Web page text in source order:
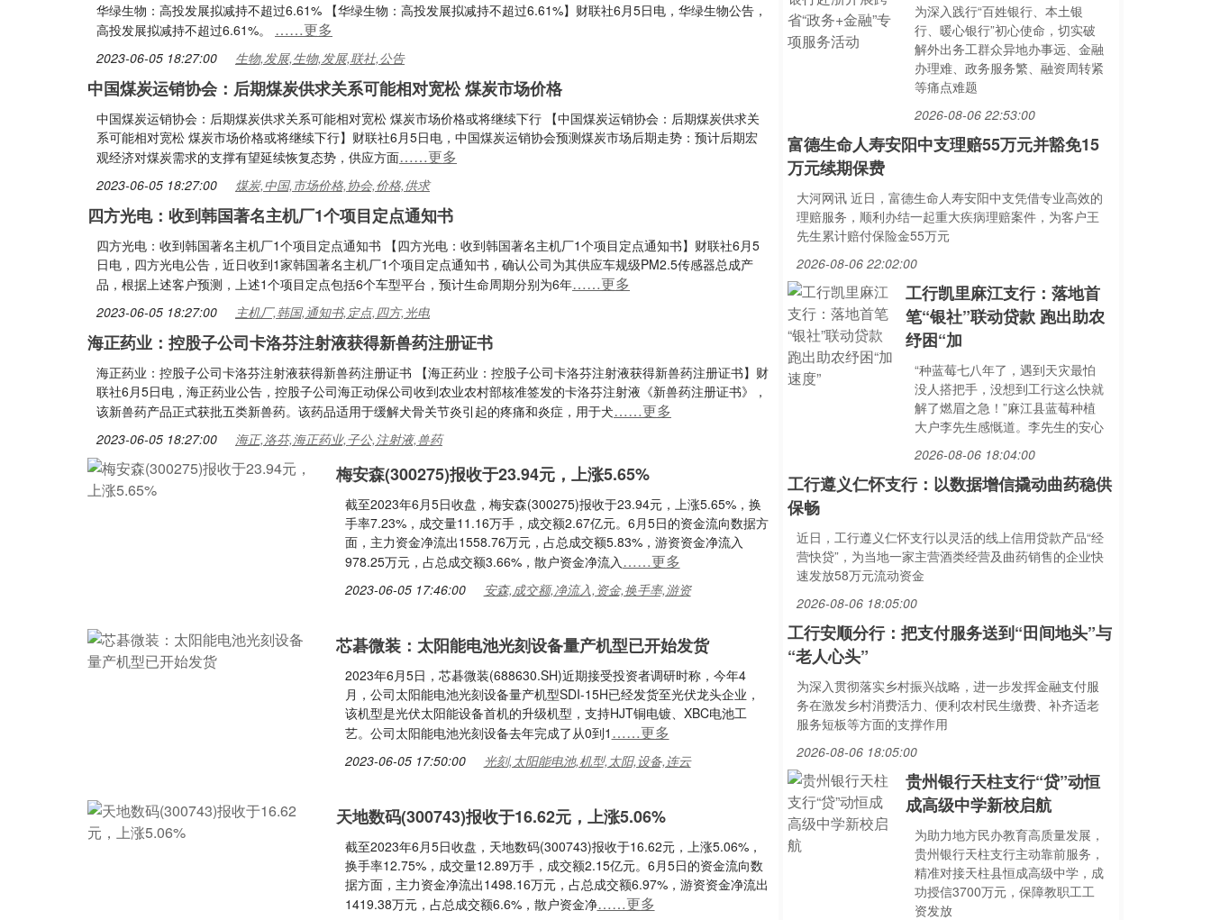
华绿生物：高投发展拟减持不超过6.61% 【华绿生物：高投发展拟减持不超过6.61%】财联社6月5日电，华绿生物公告，
高投发展拟减持不超过6.61%。 ……更多
2023-06-05 18:27:00 生物,发展,生物,发展,联社,公告
中国煤炭运销协会：后期煤炭供求关系可能相对宽松 煤炭市场价格
中国煤炭运销协会：后期煤炭供求关系可能相对宽松 煤炭市场价格或将继续下行 【中国煤炭运销协会：后期煤炭供求关
系可能相对宽松 煤炭市场价格或将继续下行】财联社6月5日电，中国煤炭运销协会预测煤炭市场后期走势：预计后期宏
观经济对煤炭需求的支撑有望延续恢复态势，供应方面……更多
2023-06-05 18:27:00 煤炭,中国,市场价格,协会,价格,供求
四方光电：收到韩国著名主机厂1个项目定点通知书
四方光电：收到韩国著名主机厂1个项目定点通知书 【四方光电：收到韩国著名主机厂1个项目定点通知书】财联社6月5
日电，四方光电公告，近日收到1家韩国著名主机厂1个项目定点通知书，确认公司为其供应车规级PM2.5传感器总成产
品，根据上述客户预测，上述1个项目定点包括6个车型平台，预计生命周期分别为6年……更多
2023-06-05 18:27:00 主机厂,韩国,通知书,定点,四方,光电
海正药业：控股子公司卡洛芬注射液获得新兽药注册证书
海正药业：控股子公司卡洛芬注射液获得新兽药注册证书 【海正药业：控股子公司卡洛芬注射液获得新兽药注册证书】财
联社6月5日电，海正药业公告，控股子公司海正动保公司收到农业农村部核准签发的卡洛芬注射液《新兽药注册证书》，
该新兽药产品正式获批五类新兽药。该药品适用于缓解犬骨关节炎引起的疼痛和炎症，用于犬……更多
2023-06-05 18:27:00 海正,洛芬,海正药业,子公,注射液,兽药
梅安森(300275)报收于23.94元，上涨5.65%
截至2023年6月5日收盘，梅安森(300275)报收于23.94元，上涨5.65%，换
手率7.23%，成交量11.16万手，成交额2.67亿元。6月5日的资金流向数据方
面，主力资金净流出1558.76万元，占总成交额5.83%，游资资金净流入
978.25万元，占总成交额3.66%，散户资金净流入……更多
2023-06-05 17:46:00 安森,成交额,净流入,资金,换手率,游资
芯碁微装：太阳能电池光刻设备量产机型已开始发货
2023年6月5日，芯碁微装(688630.SH)近期接受投资者调研时称，今年4
月，公司太阳能电池光刻设备量产机型SDI-15H已经发货至光伏龙头企业，
该机型是光伏太阳能设备首机的升级机型，支持HJT铜电镀、XBC电池工
艺。公司太阳能电池光刻设备去年完成了从0到1 ……更多
2023-06-05 17:50:00 光刻,太阳能电池,机型,太阳,设备,连云
天地数码(300743)报收于16.62元，上涨5.06%
截至2023年6月5日收盘，天地数码(300743)报收于16.62元，上涨5.06%，
换手率12.75%，成交量12.89万手，成交额2.15亿元。6月5日的资金流向数
据方面，主力资金净流出1498.16万元，占总成交额6.97%，游资资金净流出
1419.38万元，占总成交额6.6%，散户资金净……更多
为深入践行“百姓银行、本土银
行、暖心银行”初心使命，切实破
解外出务工群众异地办事远、金融
办理难、政务服务繁、融资周转紧
等痛点难题
2026-08-06 22:53:00
富德生命人寿安阳中支理赔55万元并豁免15
万元续期保费
大河网讯 近日，富德生命人寿安阳中支凭借专业高效的
理赔服务，顺利办结一起重大疾病理赔案件，为客户王
先生累计赔付保险金55万元
2026-08-06 22:02:00
工行凯里麻江支行：落地首
笔“银社”联动贷款 跑出助农
纾困“加
“种蓝莓七八年了，遇到天灾最怕
没人搭把手，没想到工行这么快就
解了燃眉之急！”麻江县蓝莓种植
大户李先生感慨道。李先生的安心
2026-08-06 18:04:00
工行遵义仁怀支行：以数据增信撬动曲药稳供
保畅
近日，工行遵义仁怀支行以灵活的线上信用贷款产品“经
营快贷”，为当地一家主营酒类经营及曲药销售的企业快
速发放58万元流动资金
2026-08-06 18:05:00
工行安顺分行：把支付服务送到“田间地头”与
“老人心头”
为深入贯彻落实乡村振兴战略，进一步发挥金融支付服
务在激发乡村消费活力、便利农村民生缴费、补齐适老
服务短板等方面的支撑作用
2026-08-06 18:05:00
贵州银行天柱支行“贷”动恒
成高级中学新校启航
为助力地方民办教育高质量发展，
贵州银行天柱支行主动靠前服务，
精准对接天柱县恒成高级中学，成
功授信3700万元，保障教职工工
资发放